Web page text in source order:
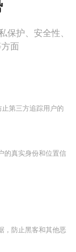
护、安全性、
面
第三方追踪用户的
的真实身份和位置信
，防止黑客和其他恶